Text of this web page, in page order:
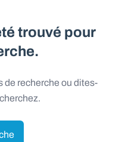
trouvé pour
de recherche ou dites-